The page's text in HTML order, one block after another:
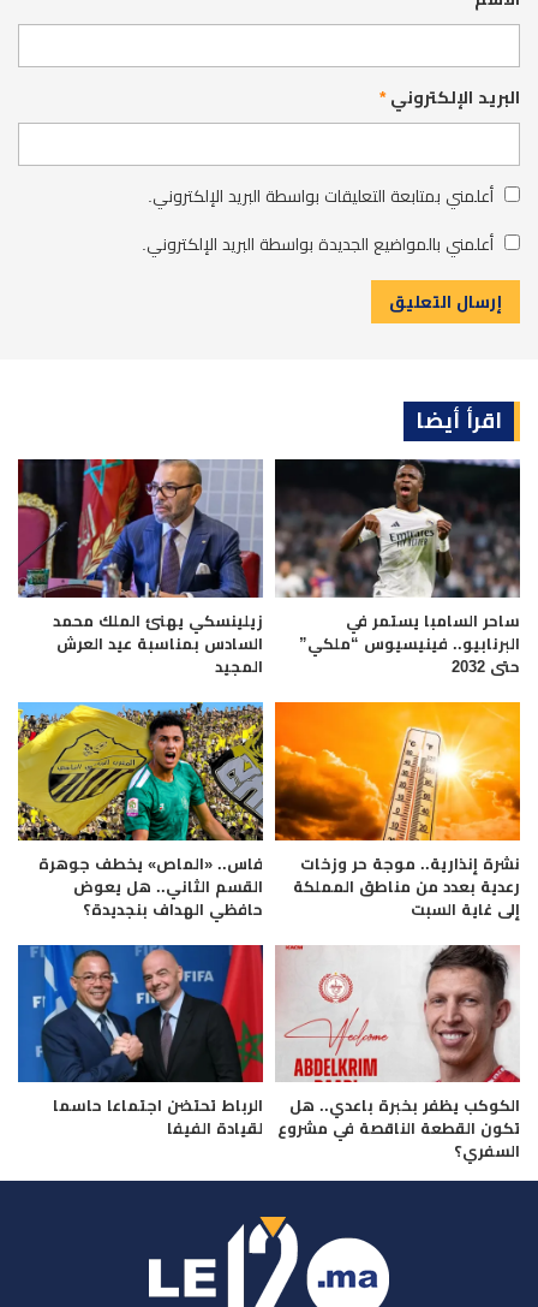
البريد الإلكتروني*
أعلمني بمتابعة التعليقات بواسطة البريد الإلكتروني.
أعلمني بالمواضيع الجديدة بواسطة البريد الإلكتروني.
اقرأ أيضا
ساحر السامبا يستمر في
البرنابيو.. فينيسيوس “ملكي”
حتى 2032
زيلينسكي يهنئ الملك محمد
السادس بمناسبة عيد العرش
المجيد
نشرة إنذارية.. موجة حر وزخات
رعدية بعدد من مناطق المملكة
إلى غاية السبت
فاس.. «الماص» يخطف جوهرة
القسم الثاني.. هل يعوض
حافظي الهداف بنجديدة؟
الكوكب يظفر بخبرة باعدي.. هل
تكون القطعة الناقصة في مشروع
السفري؟
الرباط تحتضن اجتماعا حاسما
لقيادة الفيفا